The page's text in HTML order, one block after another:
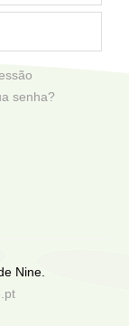
senha?
Nine.